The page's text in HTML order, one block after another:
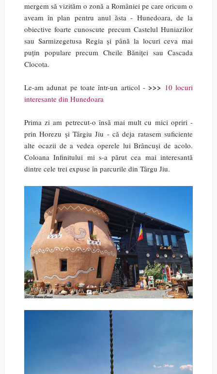
mergem să vizităm o zonă a României pe care oricum o
aveam în plan pentru anul ăsta - Hunedoara, de la
obiective foarte cunoscute precum Castelul Huniazilor
sau Sarmizegetusa Regia și până la locuri ceva mai
puțin populare precum Cheile Băniței sau Cascada
Clocota.
Le-am adunat pe toate într-un articol - >>> 10 locuri
interesante din Hunedoara
Prima zi am petrecut-o însă mai mult cu mici opriri -
prin Horezu și Târgiu Jiu - că deja ratasem suficiente
alte ocazii de a vedea operele lui Brâncuși de acolo.
Coloana Infinitului mi s-a părut cea mai interesantă
dintre cele trei expuse în parcurile din Târgu Jiu.